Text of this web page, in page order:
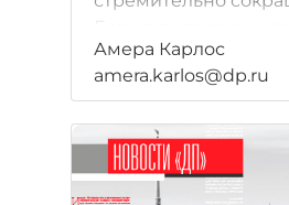
то в апреле уже на
Эксперты считают,
что в ближайшие
продолжится.
Амера Карлос
amera.karlos@dp.ru